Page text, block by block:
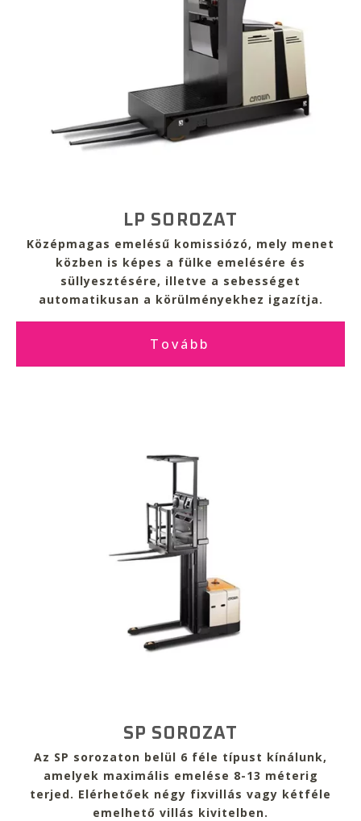
LP SOROZAT
Középmagas emelésű komissiózó, mely menet
közben is képes a fülke emelésére és
süllyesztésére, illetve a sebességet
automatikusan a körülményekhez igazítja.
Tovább
SP SOROZAT
Az SP sorozaton belül 6 féle típust kínálunk,
amelyek maximális emelése 8-13 méterig
terjed. Elérhetőek négy fixvillás vagy kétféle
emelhető villás kivitelben.